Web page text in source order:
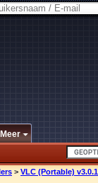
Meer
> VLC (Portable) v3.0.1